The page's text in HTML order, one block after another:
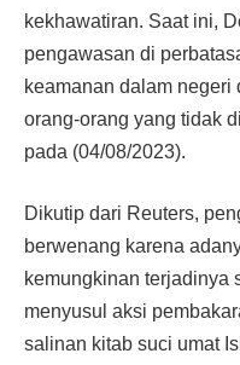
kekhawatiran. Saat ini,
pengawasan di
keamanan dalam negeri
orang-orang yang tidak
pada (04/08/2023).
Dikutip dari Reuters,
berwenang karena
kemungkinan terjadinya
menyusul aksi
salinan kitab suci umat